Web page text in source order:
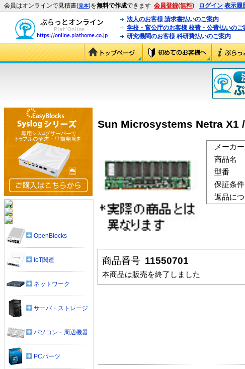
会員はオンラインで見積書(見本)を無料で作成できます 会員登録(無料) ログイン 表示履
法人のお客様 請求書払いのご案内
学校・官公庁のお客様 校費・公費払いのご
研究機関のお客様 科研費払いのご案内
Sun Microsystems Netra X1
メーカー
商品名
型番
保証条件
返品に
商品番号 11550701
本商品は販売を終了しました
OpenBlocks
IoT関連
ネットワーク
サーバ・ストレージ
パソコン・周辺機器
PCパーツ